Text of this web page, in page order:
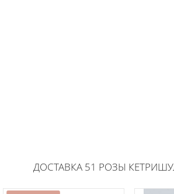
ДОСТАВКА 51 РОЗЫ